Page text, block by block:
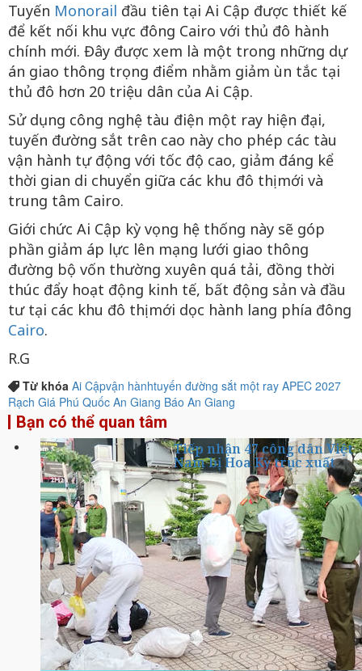
Tuyến Monorail đầu tiên tại Ai Cập được thiết kế
để kết nối khu vực đông Cairo với thủ đô hành
chính mới. Đây được xem là một trong những dự
án giao thông trọng điểm nhằm giảm ùn tắc tại
thủ đô hơn 20 triệu dân của Ai Cập.
Sử dụng công nghệ tàu điện một ray hiện đại,
tuyến đường sắt trên cao này cho phép các tàu
vận hành tự động với tốc độ cao, giảm đáng kể
thời gian di chuyển giữa các khu đô thị mới và
trung tâm Cairo.
Giới chức Ai Cập kỳ vọng hệ thống này sẽ góp
phần giảm áp lực lên mạng lưới giao thông
đường bộ vốn thường xuyên quá tải, đồng thời
thúc đẩy hoạt động kinh tế, bất động sản và đầu
tư tại các khu đô thị mới dọc hành lang phía đông
Cairo.
R.G
Từ khóa Ai Cậpvận hànhtuyến đường sắt một ray APEC 2027
Rạch Giá Phú Quốc An Giang Báo An Giang
Bạn có thể quan tâm
Tiếp nhận 47 công dân Việt
Nam bị Hoa Kỳ trục xuất